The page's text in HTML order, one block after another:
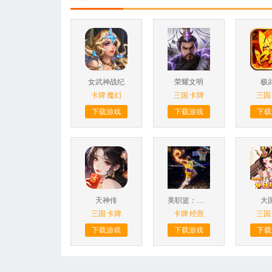
女武神战纪
卡牌 魔幻
下载游戏
荣耀文明
三国 卡牌
下载游戏
极
三国
下
天神传
三国 卡牌
下载游戏
美职篮：绝对巨星
卡牌经营
下载游戏
大
三国
下